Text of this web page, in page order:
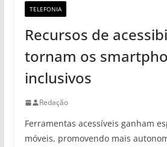
TELEFONIA
Recursos de
tornam os
inclusivos
Redação
Ferramentas acessíveis ganham
móveis, promovendo mais